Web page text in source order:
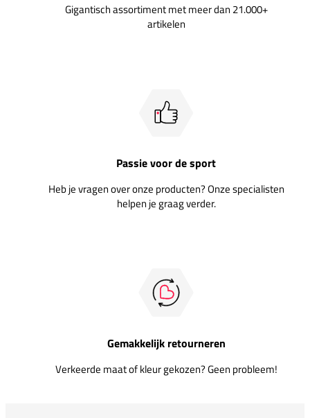
Gigantisch assortiment met meer dan 21.000+
artikelen
Passie voor de sport
Heb je vragen over onze producten? Onze specialisten
helpen je graag verder.
Gemakkelijk retourneren
Verkeerde maat of kleur gekozen? Geen probleem!